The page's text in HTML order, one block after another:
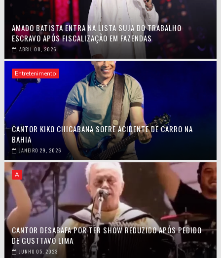
AMADO BATISTA ENTRA NA LISTA SUJA DO TRABALHO
ESCRAVO APÓS FISCALIZAÇÃO EM FAZENDAS
ABRIL 08, 2026
Entretenimento
CANTOR KIKO CHICABANA SOFRE ACIDENTE DE CARRO NA
BAHIA
JANEIRO 29, 2026
A
CANTOR DESABAFA POR TER SHOW REDUZIDO APÓS PEDIDO
DE GUSTTAVO LIMA
JUNHO 05, 2023